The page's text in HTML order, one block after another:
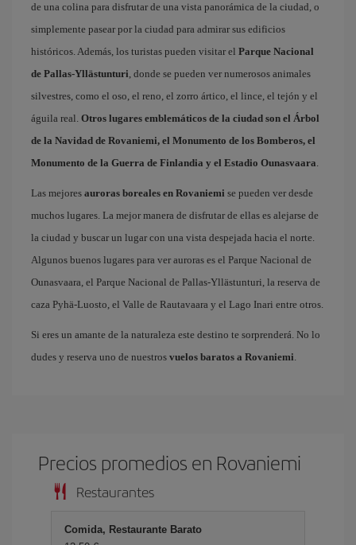
de una colina para disfrutar de una vista panorámica de la ciudad, o
simplemente pasear por la ciudad para admirar sus edificios
históricos. Además, los turistas pueden visitar el Parque Nacional
de Pallas-Yllästunturi, donde se pueden ver numerosos animales
silvestres, como el oso, el reno, el zorro ártico, el lince, el tejón y el
águila real. Otros lugares emblemáticos de la ciudad son el Árbol
de la Navidad de Rovaniemi, el Monumento de los Bomberos, el
Monumento de la Guerra de Finlandia y el Estadio Ounasvaara.
Las mejores auroras boreales en Rovaniemi se pueden ver desde
muchos lugares. La mejor manera de disfrutar de ellas es alejarse de
la ciudad y buscar un lugar con una vista despejada hacia el norte.
Algunos buenos lugares para ver auroras es el Parque Nacional de
Ounasvaara, el Parque Nacional de Pallas-Yllästunturi, la reserva de
caza Pyhä-Luosto, el Valle de Rautavaara y el Lago Inari entre otros.
Si eres un amante de la naturaleza este destino te sorprenderá. No lo
dudes y reserva uno de nuestros vuelos baratos a Rovaniemi.
Precios promedios en Rovaniemi
Restaurantes
Comida, Restaurante Barato